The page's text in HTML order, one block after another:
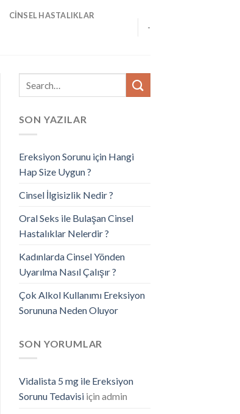
CINSEL HASTALIKLAR
-
SON YAZILAR
Ereksiyon Sorunu için Hangi
Hap Size Uygun ?
Cinsel İlgisizlik Nedir ?
Oral Seks ile Bulaşan Cinsel
Hastalıklar Nelerdir ?
Kadınlarda Cinsel Yönden
Uyarılma Nasıl Çalışır ?
Çok Alkol Kullanımı Ereksiyon
Sorununa Neden Oluyor
SON YORUMLAR
Vidalista 5 mg ile Ereksiyon
Sorunu Tedavisiiçin admin